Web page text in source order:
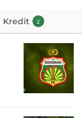
Kredit 2